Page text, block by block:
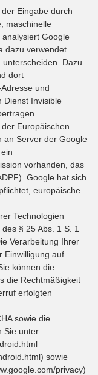
Eingabe durch
maschinelle
Google
dazu verwendet
Dazu
dort
und
Dienst Invisible
Europäischen
an Server der Google
vorhanden, das
Google hat sich
europäische
Technologien
§ 25 Abs. 1 S. 1
Verarbeitung Ihrer
Einwilligung auf
können die
die Rechtmäßigkeit
erfolgten
sowie die
Sie unter:
sowie
privacy)